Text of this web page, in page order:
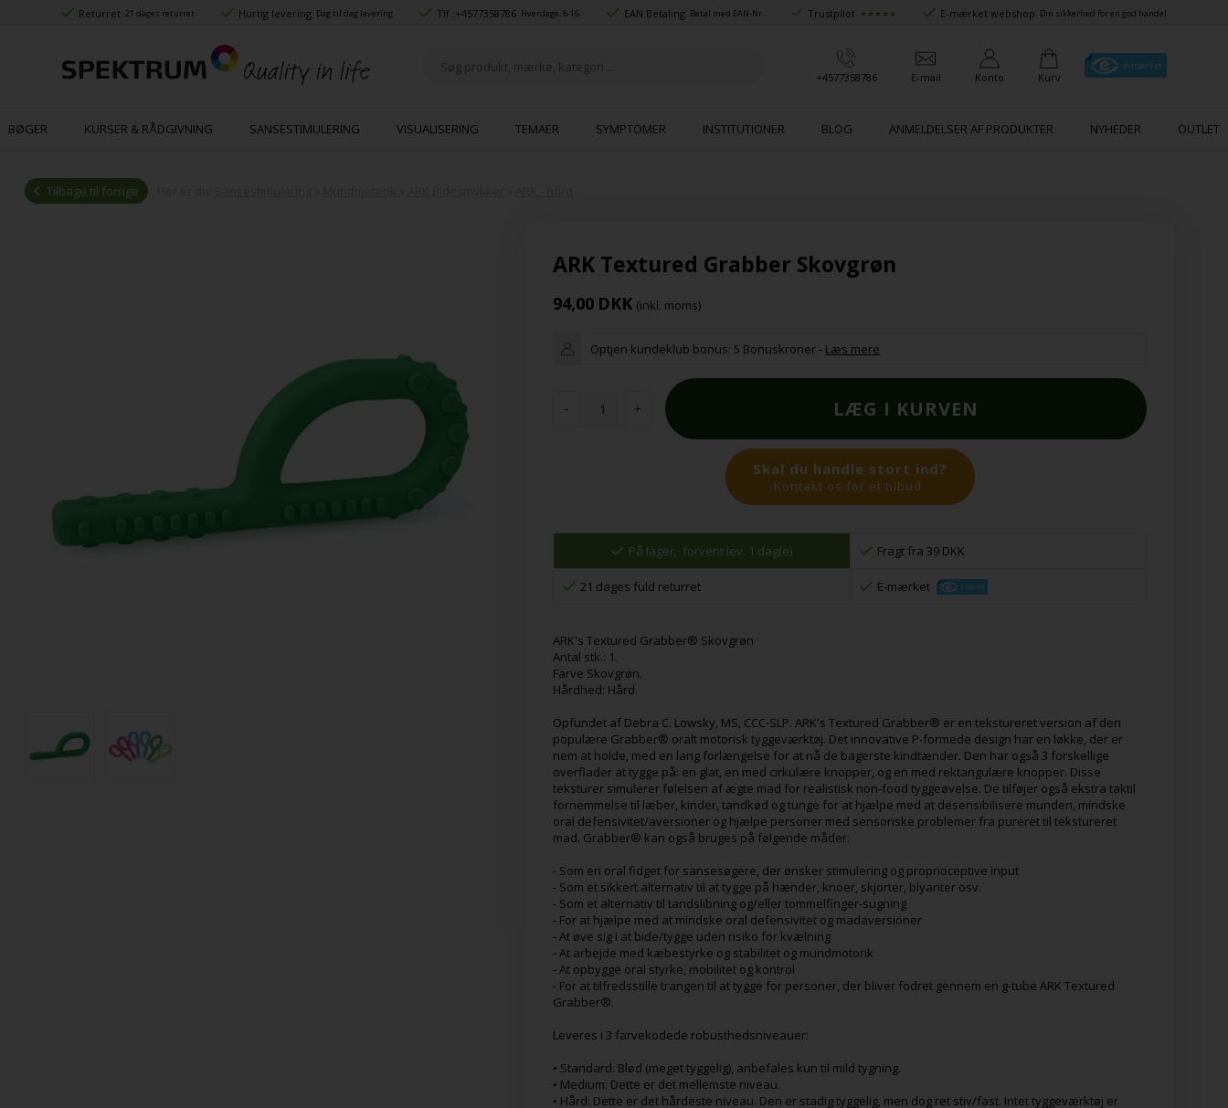
Returret 21 dages returret Hurtig levering Dag til dag levering Tlf.:+4577358786 Hverdage: 8-16 EAN Betaling Betal med EAN-Nr. Trustpilot ★★★★★ E-mærket webshop Din sikkerhed for en god handel
+4577358786 E-mail Konto Kurv
BØGER KURSER & RÅDGIVNING SANSESTIMULERING VISUALISERING TEMAER SYMPTOMER INSTITUTIONER BLOG ANMELDELSER AF PRODUKTER NYHEDER OUTLET
Tilbage til forrige
ARK Textured Grabber Skovgrøn
94,00 DKK (inkl. moms)
Optjen kundeklub bonus: 5 Bonuskroner - Læs mere
- +
Skal du handle stort ind?
Kontakt os for et tilbud.
På lager, forvent lev. 1 dag(e) Fragt fra 39 DKK
21 dages fuld returret E-mærket
ARK's Textured Grabber® Skovgrøn
Antal stk.: 1.
Farve Skovgrøn.
Hårdhed: Hård.
Opfundet af Debra C. Lowsky, MS, CCC-SLP. ARK's Textured Grabber® er en tekstureret version af den
populære Grabber® oralt motorisk tyggeværktøj. Det innovative P-formede design har en løkke, der er
nem at holde, med en lang forlængelse for at nå de bagerste kindtænder. Den har også 3 forskellige
overflader at tygge på: en glat, en med cirkulære knopper, og en med rektangulære knopper. Disse
teksturer simulerer følelsen af ægte mad for realistisk non-food tyggeøvelse. De tilføjer også ekstra taktil
fornemmelse til læber, kinder, tandkød og tunge for at hjælpe med at desensibilisere munden, mindske
oral defensivitet/aversioner og hjælpe personer med sensoriske problemer fra pureret til tekstureret
mad. Grabber® kan også bruges på følgende måder:
- Som en oral fidget for sansesøgere, der ønsker stimulering og proprioceptive input
- Som et sikkert alternativ til at tygge på hænder, knoer, skjorter, blyanter osv.
- Som et alternativ til tandslibning og/eller tommelfinger-sugning
- For at hjælpe med at mindske oral defensivitet og madaversioner
- At øve sig i at bide/tygge uden risiko for kvælning
- At arbejde med kæbestyrke og stabilitet og mundmotorik
- At opbygge oral styrke, mobilitet og kontrol
- For at tilfredsstille trangen til at tygge for personer, der bliver fodret gennem en g-tube ARK Textured
Grabber®.
Leveres i 3 farvekodede robusthedsniveauer:
• Standard: Blød (meget tyggelig), anbefales kun til mild tygning.
• Medium: Dette er det mellemste niveau.
• Hård: Dette er det hårdeste niveau. Den er stadig tyggelig, men dog ret stiv/fast. Intet tyggeværktøj er